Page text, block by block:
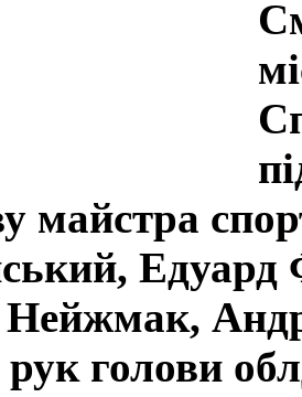
майстра
Едуард
голови